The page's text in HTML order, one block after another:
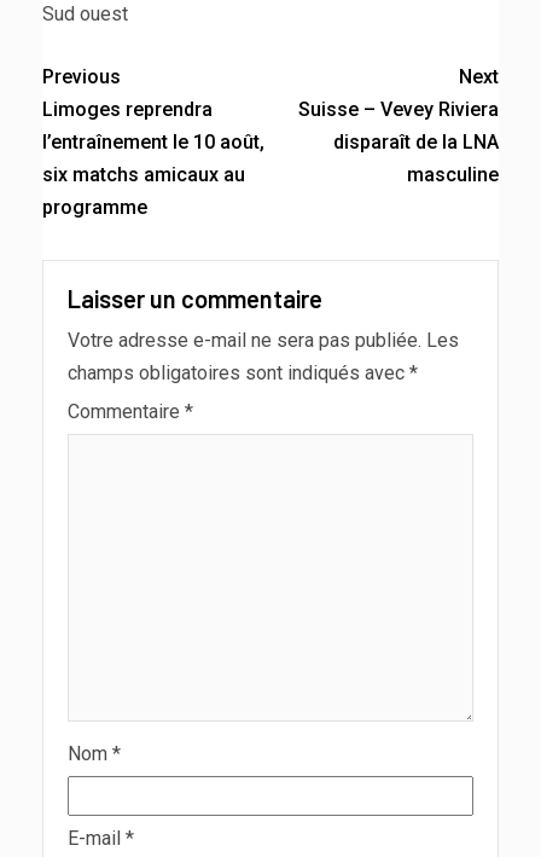
Sud ouest
Previous
Limoges reprendra
l’entraînement le 10 août,
six matchs amicaux au
programme
Next
Suisse – Vevey Riviera
disparaît de la LNA
masculine
Laisser un commentaire
Votre adresse e-mail ne sera pas publiée. Les
champs obligatoires sont indiqués avec *
Commentaire *
Nom *
E-mail *